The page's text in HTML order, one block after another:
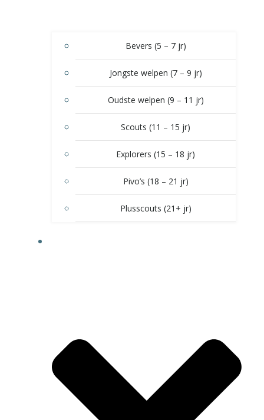
Bevers (5 – 7 jr)
Jongste welpen (7 – 9 jr)
Oudste welpen (9 – 11 jr)
Scouts (11 – 15 jr)
Explorers (15 – 18 jr)
Pivo’s (18 – 21 jr)
Plusscouts (21+ jr)